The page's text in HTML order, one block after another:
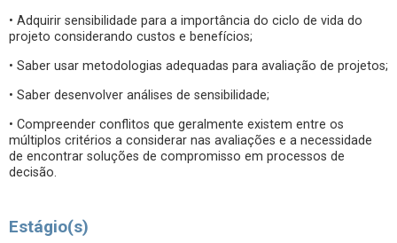
• Adquirir sensibilidade para a importância do ciclo de vida do
projeto considerando custos e benefícios;
• Saber usar metodologias adequadas para avaliação de projetos;
• Saber desenvolver análises de sensibilidade;
• Compreender conflitos que geralmente existem entre os
múltiplos critérios a considerar nas avaliações e a necessidade
de encontrar soluções de compromisso em processos de
decisão.
Estágio(s)